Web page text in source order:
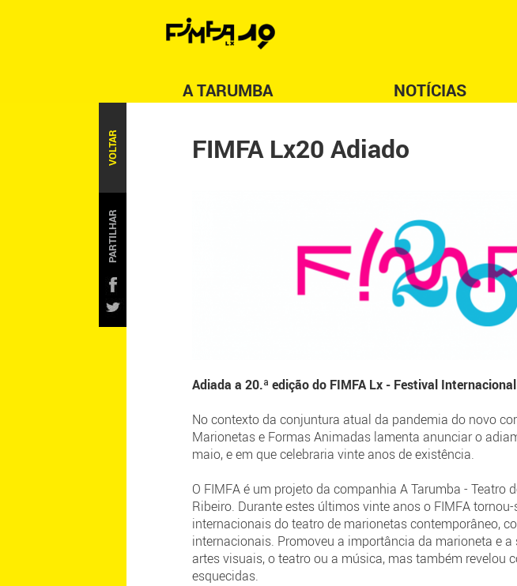
A TARUMBA NOTÍCIAS
VOLTAR
PARTILHAR
FIMFA Lx20 Adiado
Adiada a 20.ª edição do FIMFA Lx - Festival
No contexto da conjuntura atual da pandemia do novo
Marionetas e Formas Animadas lamenta anunciar o
maio, e em que celebraria vinte anos de existência.
O FIMFA é um projeto da companhia A Tarumba -
Ribeiro. Durante estes últimos vinte anos o FIMFA
internacionais do teatro de marionetas contemporâneo,
internacionais. Promoveu a importância da marioneta e
artes visuais, o teatro ou a música, mas também
esquecidas.